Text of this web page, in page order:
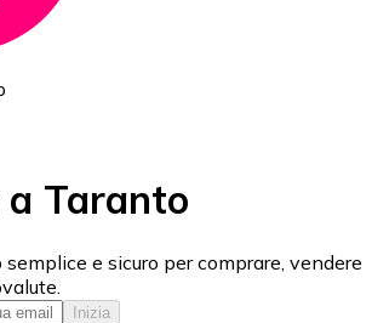
Taranto
e sicuro per comprare, vendere
Inizia